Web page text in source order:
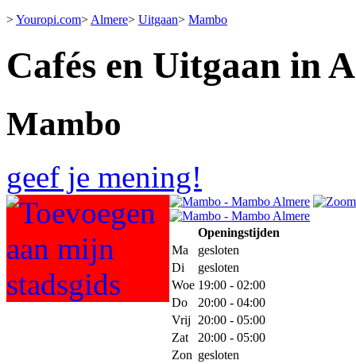
>Youropi.com> Almere> Uitgaan> Mambo
Cafés en Uitgaan in
Mambo
geef je mening!
Openingstijden
Ma
gesloten
Di
gesloten
Woe 19:00 - 02:00
Do
20:00 - 04:00
Vrij
20:00 - 05:00
Zat
20:00 - 05:00
Zon gesloten